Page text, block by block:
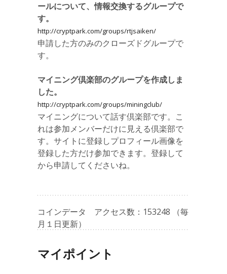
ールについて、情報交換するグループで
す。
http://cryptpark.com/groups/rtjsaiken/
申請した方のみのクローズドグループで
す。
マイニング倶楽部のグループを作成しま
した。
http://cryptpark.com/groups/miningclub/
マイニングについて話す倶楽部です。こ
れは参加メンバーだけに見える倶楽部で
す。サイトに登録しプロフィール画像を
登録した方だけ参加できます。登録して
から申請してくださいね。
コインデータ アクセス数：153248 （毎
月１日更新）
マイポイント